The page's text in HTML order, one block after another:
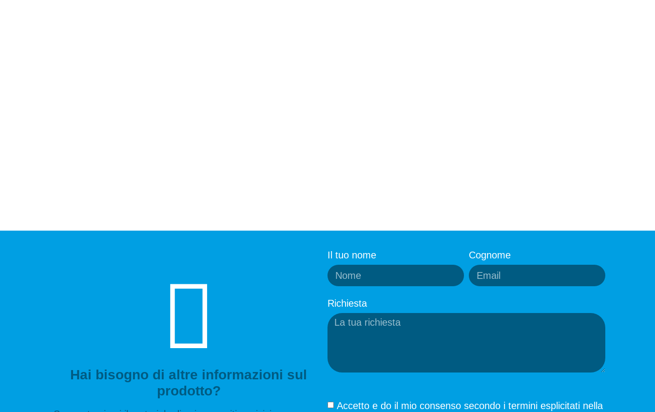
Hai bisogno di altre informazioni sul
prodotto?
Il tuo nome Cognome
Richiesta
Accetto e do il mio consenso secondo i termini esplicitati nella